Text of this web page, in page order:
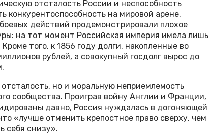
отсталость России и неспособность
конкурентоспособность на мировой арене.
действий продемонстрировали плохое
на тот момент Российская империя имела лишь
того, к 1856 году долги, накопленные во
рублей, а совокупный госдолг вырос до
но и моральную неприемлемость
сообщества. Проиграв войну Англии и Франции,
давно, Россия нуждалась в догоняющей
«лучше отменить крепостное право сверху, чем
себя снизу».